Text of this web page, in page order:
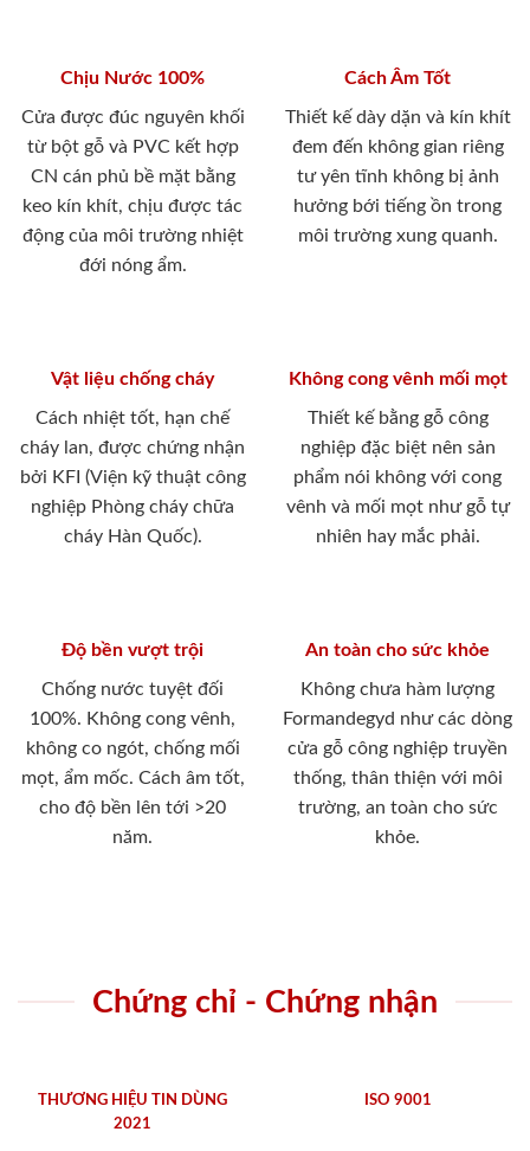
Chịu Nước 100%
Cửa được đúc nguyên khối
từ bột gỗ và PVC kết hợp
CN cán phủ bề mặt bằng
keo kín khít, chịu được tác
động của môi trường nhiệt
đới nóng ẩm.
Cách Âm Tốt
Thiết kế dày dặn và kín khít
đem đến không gian riêng
tư yên tĩnh không bị ảnh
hưởng bới tiếng ồn trong
môi trường xung quanh.
Vật liệu chống cháy
Cách nhiệt tốt, hạn chế
cháy lan, được chứng nhận
bởi KFI (Viện kỹ thuật công
nghiệp Phòng cháy chữa
cháy Hàn Quốc).
Không cong vênh mối mọt
Thiết kế bằng gỗ công
nghiệp đặc biệt nên sản
phẩm nói không với cong
vênh và mối mọt như gỗ tự
nhiên hay mắc phải.
Độ bền vượt trội
Chống nước tuyệt đối
100%. Không cong vênh,
không co ngót, chống mối
mọt, ẩm mốc. Cách âm tốt,
cho độ bền lên tới >20
năm.
An toàn cho sức khỏe
Không chưa hàm lượng
Formandegyd như các dòng
cửa gỗ công nghiệp truyền
thống, thân thiện với môi
trường, an toàn cho sức
khỏe.
Chứng chỉ - Chứng nhận
THƯƠNG HIỆU TIN DÙNG
2021
ISO 9001